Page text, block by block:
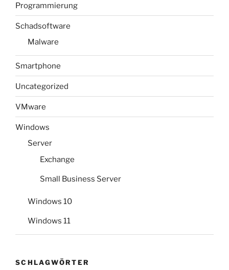
Programmierung
Schadsoftware
Malware
Smartphone
Uncategorized
VMware
Windows
Server
Exchange
Small Business Server
Windows 10
Windows 11
SCHLAGWÖRTER